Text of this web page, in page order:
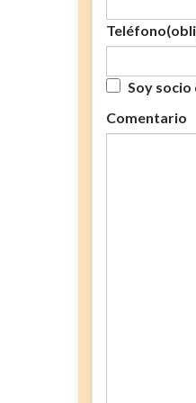
Teléfono
Soy socio
Comentario